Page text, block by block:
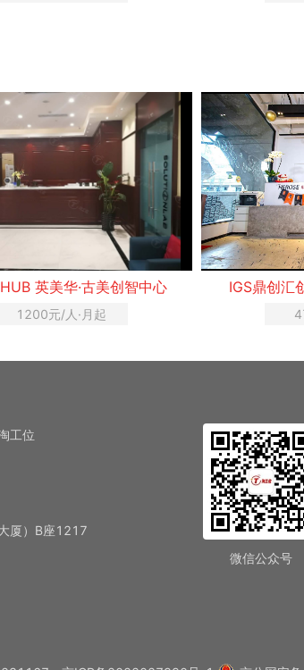
创智中心 IGS鼎创汇创客空间·1933
工位
厦）B座1217
微信公众号